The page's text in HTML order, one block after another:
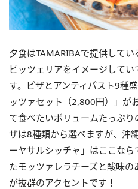
夕食はTAMARIBAで提供して
ピッツェリアをイメージして
す。ピザとアンティパスト9種
ッツァセット（2,800円）」が
て食べたいボリュームたっぷ
ザは8種類から選べますが、沖
ーヤサルシッチャ」はここな
たモッツァレラチーズと酸味
が抜群のアクセントです！